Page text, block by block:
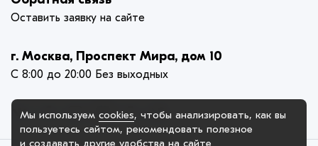
Оставить заявку на сайте
г. Москва, Проспект Мира, дом 10
С 8:00 до 20:00 Без выходных
Мы используем cookies, чтобы анализировать, как вы
пользуетесь сайтом, рекомендовать полезное
и создавать другие удобства на сайте